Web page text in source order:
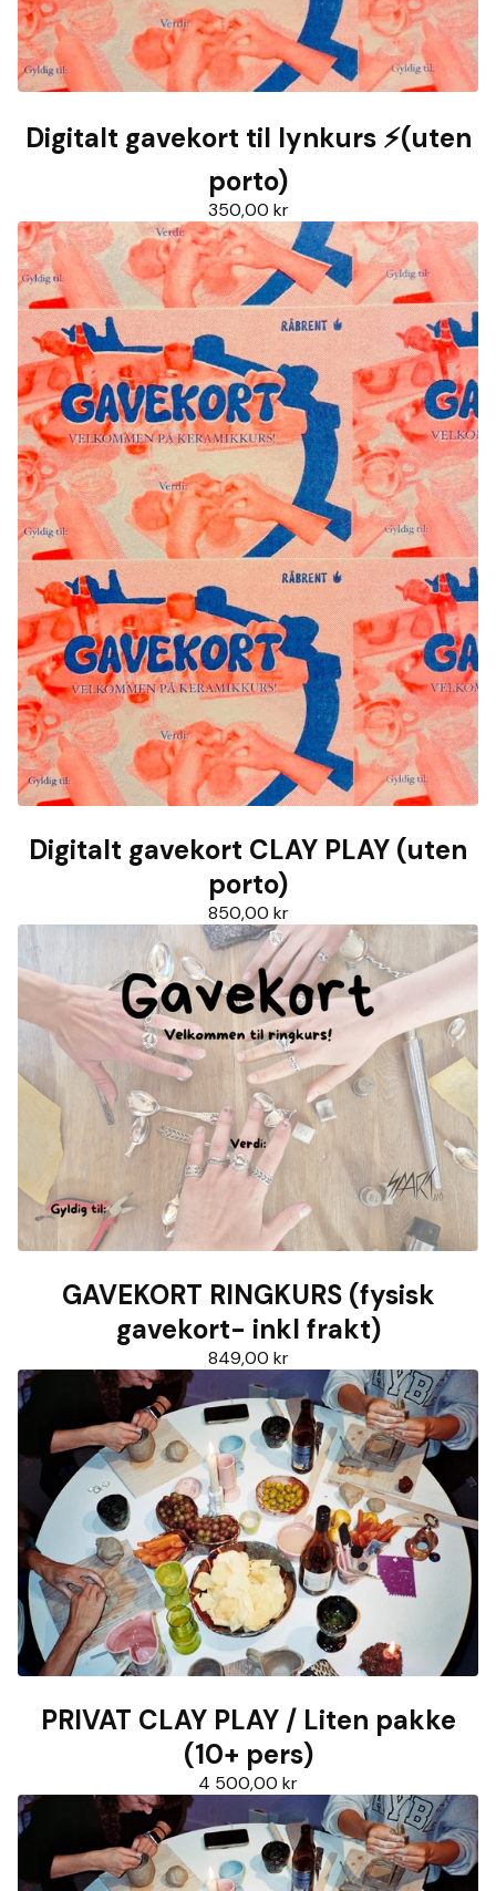
Digitalt gavekort til lynkurs ⚡️(uten
porto)
350,00 kr
Digitalt gavekort CLAY PLAY (uten
porto)
850,00 kr
GAVEKORT RINGKURS (fysisk
gavekort- inkl frakt)
849,00 kr
PRIVAT CLAY PLAY / Liten pakke
(10+ pers)
4 500,00 kr